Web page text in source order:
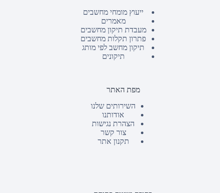
ייעוץ מומחי מחשבים
מאמרים
מעבדת תיקון מחשבים
פתרון תקלות מחשבים
תיקון מחשב לפי מותג
תיקונים
מפת האתר
השירותים שלנו
אודותנו
הצהרת נגישות
צור קשר
תקנון אתר